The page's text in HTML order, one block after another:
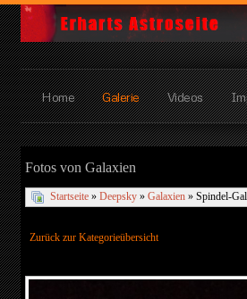
Home Galerie Videos
Fotos von Galaxien
Startseite » Deepsky » Galaxien » Spindel-
Zurück zur Kategorieübersicht